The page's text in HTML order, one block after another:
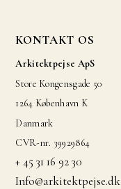
KONTAKT OS
Arkitektpejse ApS
Store Kongensgade 50
1264 København K
Danmark
CVR-nr. 39929864
+ 45 31 16 92 30
Info@arkitektpejse.dk